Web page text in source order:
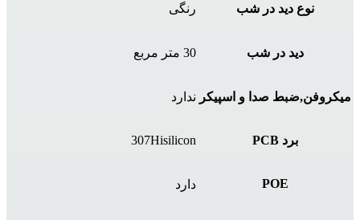
نوع دید در شب رنگی
دید در شب 30 متر مربع
میکروفن,ضبط صدا و اسپیکر ندارد
برد PCB 307Hisilicon
POE دارد